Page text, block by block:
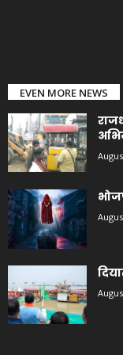
EVEN MORE NEWS